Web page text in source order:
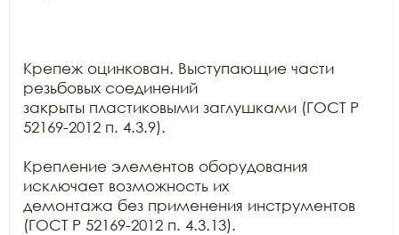
Крепеж оцинкован. Выступающие части
резьбовых соединений
закрыты пластиковыми заглушками (ГОСТ Р
52169-2012 п. 4.3.9).
Крепление элементов оборудования
исключает возможность их
демонтажа без применения инструментов
(ГОСТ Р 52169-2012 п. 4.3.13).